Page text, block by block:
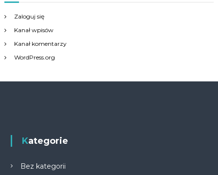
Zaloguj się
Kanał wpisów
Kanał komentarzy
WordPress.org
Kategorie
Bez kategorii